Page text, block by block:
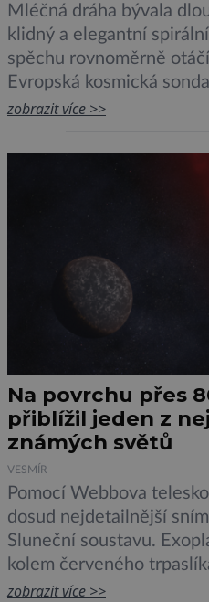
Mléčná dráha bývala
klidný a elegantní
spěchu rovnoměrně
Evropská kosmická
našeho širšího domova
dějinách astronomie
pohybu, vlnění a
zobrazit více >>
Na povrchu přes
přiblížil jeden z
známých světů
VESMÍR
Pomocí Webbova
dosud nejdetailnější
Sluneční soustavu.
kolem červeného
od Země a čerstvá
zobrazit více >>